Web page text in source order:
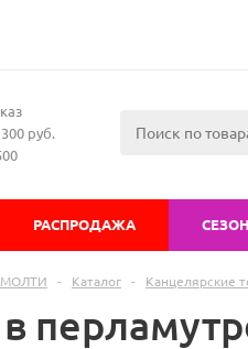
руб.
РАСПРОДАЖА
МОЛТИ - Каталог - Канцелярские